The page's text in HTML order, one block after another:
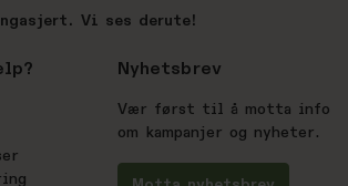
Vi ses derute!
Nyhetsbrev
Vær først til å motta info
om kampanjer og nyheter.